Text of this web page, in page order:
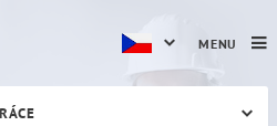
MENU